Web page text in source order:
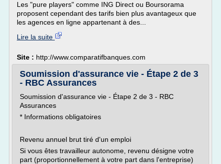
Les "pure players" comme ING Direct ou Boursorama
proposent cependant des tarifs bien plus avantageux que
les agences en ligne appartenant à des...
Lire la suite
Site : http://www.comparatifbanques.com
Soumission d'assurance vie - Étape 2 de 3
- RBC Assurances
Soumission d'assurance vie - Étape 2 de 3 - RBC
Assurances
* Informations obligatoires
Revenu annuel brut tiré d'un emploi
Si vous êtes travailleur autonome, revenu désigne votre
part (proportionnellement à votre part dans l'entreprise)